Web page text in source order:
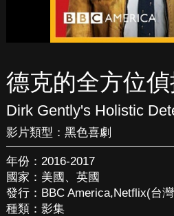
德克的全方位
Dirk Gently's Holistic
影片類型： 黑色喜劇
年份：2016-2017
國家：美國、英國
發行：BBC America,Netflix(台
種類：影集